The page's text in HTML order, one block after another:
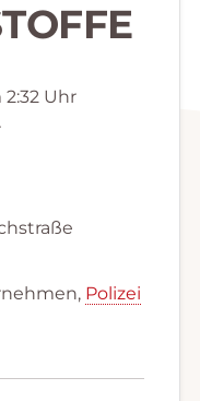
2:32 Uhr
Polizei